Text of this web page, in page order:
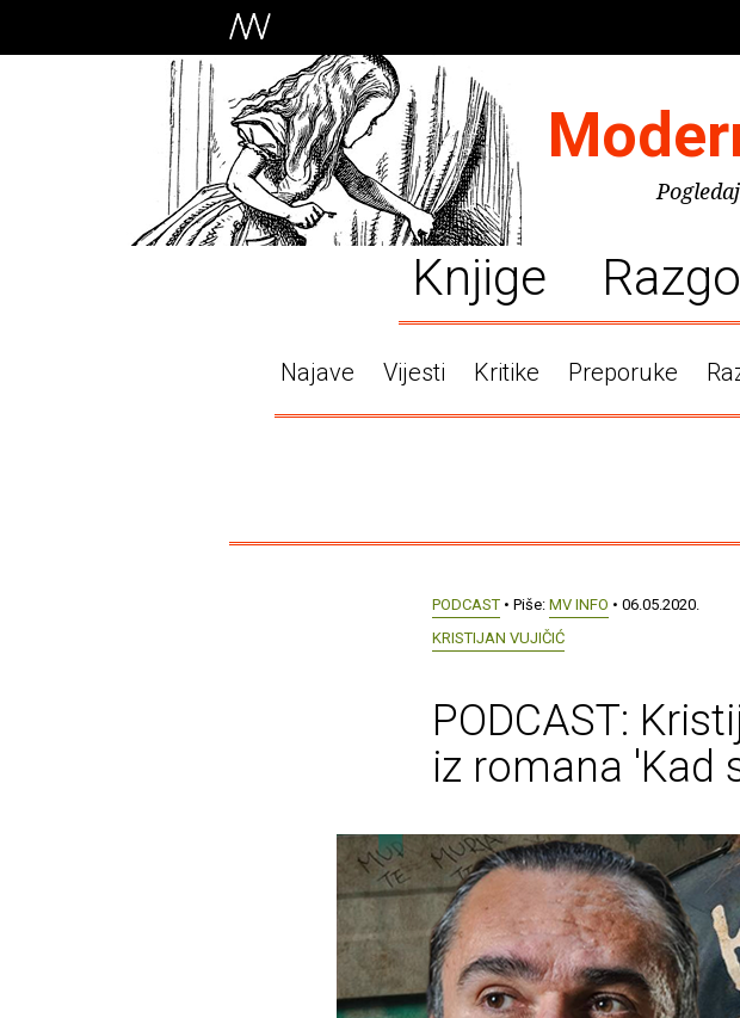
Knjige
Najave Vijesti Kritike Preporuke
PODCAST • Piše: MV INFO • 06.05.2020.
KRISTIJAN VUJIČIĆ
PODCAST:
iz romana 'Kad